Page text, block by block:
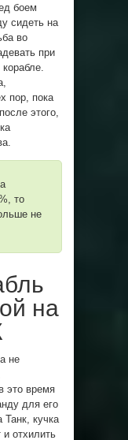
боем
сидеть на
во
при
пор, пока
этого,
то
не
на
не
это время
для его
Танк, кучка
отхилить